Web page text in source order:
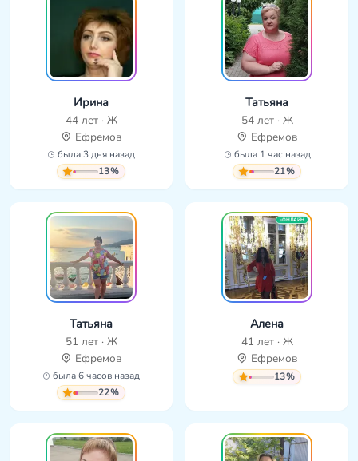
Ирина
44 лет · Ж
Ефремов
была 3 дня назад
13%
Татьяна
54 лет · Ж
Ефремов
была 1 час назад
21%
Татьяна
51 лет · Ж
Ефремов
была 6 часов назад
22%
ОНЛАЙН
Алена
41 лет · Ж
Ефремов
13%